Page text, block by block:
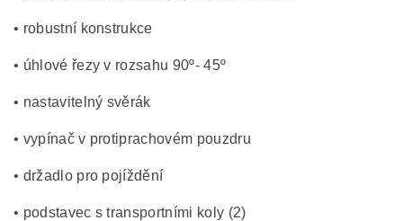
• robustní konstrukce
• úhlové řezy v rozsahu 90º- 45º
• nastavitelný svěrák
• vypínač v protiprachovém pouzdru
• držadlo pro pojíždění
• podstavec s transportními koly (2)